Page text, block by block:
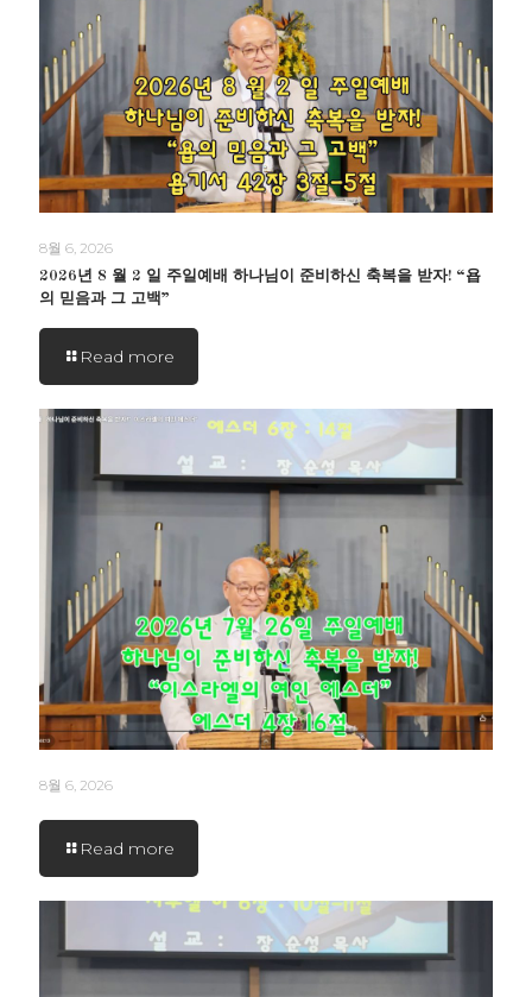
8월 6, 2026
2026년 8 월 2 일 주일예배 하나님이 준비하신 축복을 받자! “욥
의 믿음과 그 고백”
Read more
8월 6, 2026
Read more